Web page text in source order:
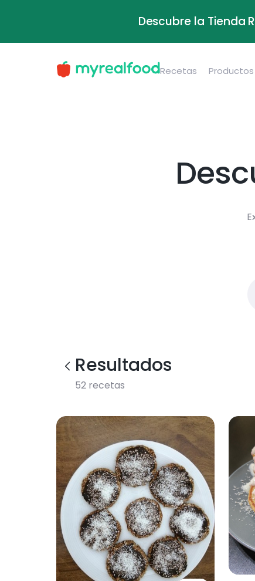
Descubre la Tienda
Recetas Productos
Resultados
52 recetas